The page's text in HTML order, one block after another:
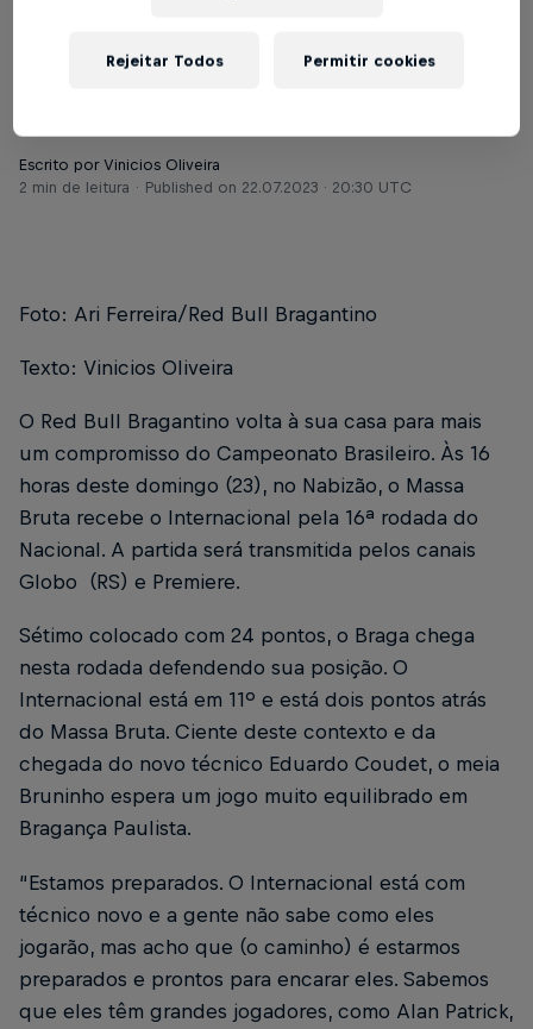
no Brasileirão
Escrito por Vinicios Oliveira
2 min de leitura
Published on 22.07.2023 · 20:30 UTC
Foto: Ari Ferreira/Red Bull Bragantino
Texto: Vinicios Oliveira
O Red Bull Bragantino volta à sua casa para mais
um compromisso do Campeonato Brasileiro. Às 16
horas deste domingo (23), no Nabizão, o Massa
Bruta recebe o Internacional pela 16ª rodada do
Nacional. A partida será transmitida pelos canais
Globo (RS) e Premiere.
Sétimo colocado com 24 pontos, o Braga chega
nesta rodada defendendo sua posição. O
Internacional está em 11º e está dois pontos atrás
do Massa Bruta. Ciente deste contexto e da
chegada do novo técnico Eduardo Coudet, o meia
Bruninho espera um jogo muito equilibrado em
Bragança Paulista.
“Estamos preparados. O Internacional está com
técnico novo e a gente não sabe como eles
jogarão, mas acho que (o caminho) é estarmos
preparados e prontos para encarar eles. Sabemos
que eles têm grandes jogadores, como Alan Patrick,
Rejeitar Todos Permitir cookies